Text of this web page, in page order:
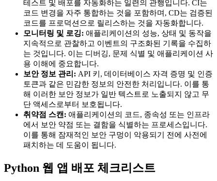
테스트 및 배포를 자동화하는 일련의 관행입니다. CI는
코드 변경을 자주 통합하는 것을 포함하며, CD는 검증된
코드를 프로덕션으로 릴리스하는 것을 자동화합니다.
모니터링 및 로깅: 애플리케이션의 성능, 상태 및 동작을
지속적으로 관찰하고 이벤트의 구조화된 기록을 수집하
는 것입니다. 이는 디버깅, 문제 식별 및 애플리케이션 사
용 이해에 중요합니다.
보안 정보 관리: API 키, 데이터베이스 자격 증명 및 인증
토큰과 같은 민감한 정보의 안전한 처리입니다. 이를 통
해 이러한 보안 정보가 일반 텍스트로 노출되지 않고 무
단 액세스로부터 보호됩니다.
취약점 스캔: 애플리케이션의 코드, 종속성 또는 인프라
에서 보안 약점 또는 결함을 식별하는 프로세스입니다.
이를 통해 잠재적인 보안 구멍이 악용되기 전에 사전에
패치하는 데 도움이 됩니다.
Python 웹 앱 배포 체크리스트